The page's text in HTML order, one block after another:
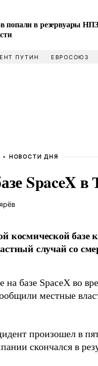
попали в резервуары
ПУТИН ЕВРОСОЮЗ
• НОВОСТИ ДНЯ
SpaceX в
космической базе
случай со
на базе SpaceX во
местные
произошел в
скончался в